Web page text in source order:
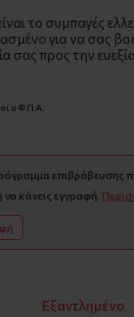
το συμπαγές
για να σας
σας προς την
ο Φ.Π.Α.
επιβράβευσης
κάνεις εγγραφή.
Εξαντλημένο